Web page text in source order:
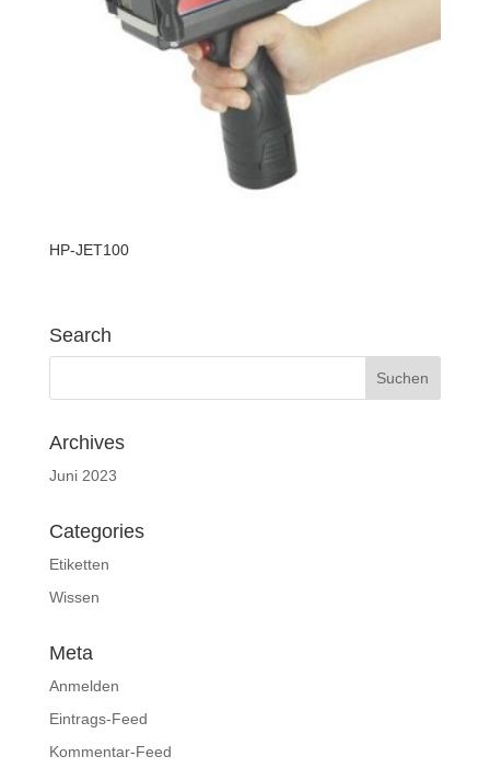
HP-JET100
Search
Archives
Juni 2023
Categories
Etiketten
Wissen
Meta
Anmelden
Eintrags-Feed
Kommentar-Feed